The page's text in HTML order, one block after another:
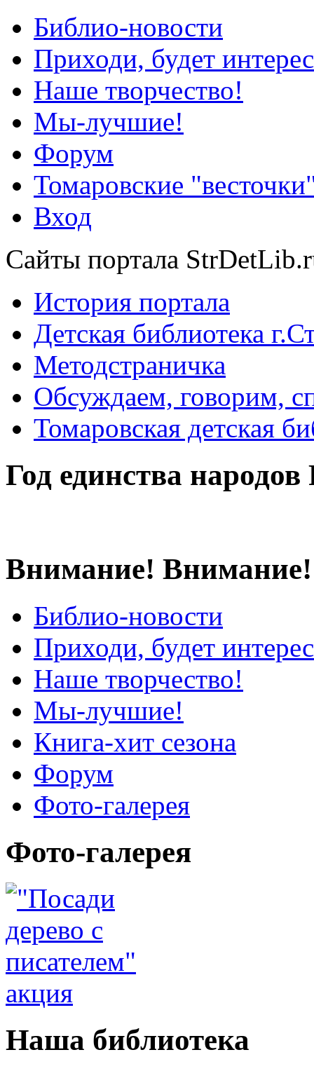
Библио-новости
Приходи, будет
Наше творчество!
Мы-лучшие!
Форум
Томаровские
Вход
Сайты портала
История портала
Детская библиотека
Методстраничка
Обсуждаем, говорим,
Томаровская детская
Год единства народов
Внимание! Внимание!
Библио-новости
Приходи, будет
Наше творчество!
Мы-лучшие!
Книга-хит сезона
Форум
Фото-галерея
Фото-галерея
Наша библиотека